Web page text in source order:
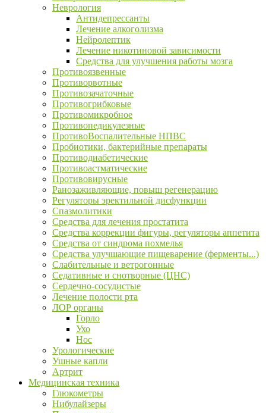
Неврология
Антидепрессанты
Лечение алкоголизма
Нейролептик
Лечение никотиновой зависимости
Средства для улучшения работы мозга
Противоязвенные
Противорвотные
Противозачаточные
Противогрибковые
Противомикробное
Противопедикулезные
ПротивоВоспалительные НПВС
Пробиотики, бактерийные препараты
Противодиабетические
Противоастматические
Противовирусные
Ранозаживляющие, повыш регенерацию
Регуляторы эректильной дисфункции
Спазмолитики
Средства для лечения простатита
Средства коррекции фигуры, регуляторы аппетита
Средства от синдрома похмелья
Средства улучшающие пищеварение (ферменты...)
Слабительные и ветрогонные
Седативные и снотворные (ЦНС)
Сердечно-сосудистые
Лечение полости рта
ЛОР органы
Горло
Ухо
Нос
Урологические
Ушные капли
Артрит
Медицинская техника
Глюкометры
Нибулайзеры